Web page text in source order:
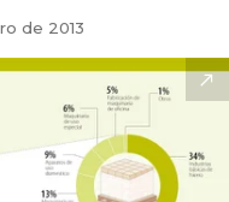
de 2013